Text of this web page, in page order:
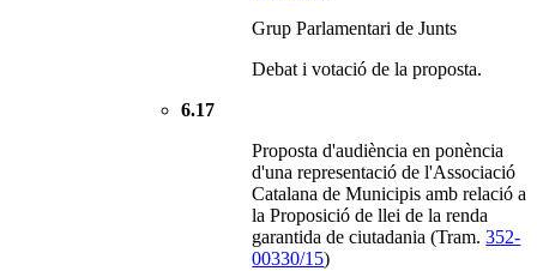
Grup Parlamentari de Junts
Debat i votació de la proposta.
6.17
Proposta d'audiència en ponència
d'una representació de l'Associació
Catalana de Municipis amb relació a
la Proposició de llei de la renda
garantida de ciutadania (Tram.352-
00330/15)